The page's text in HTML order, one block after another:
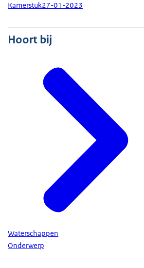
Kamerstuk27-01-2023
Hoort bij
Waterschappen
Onderwerp